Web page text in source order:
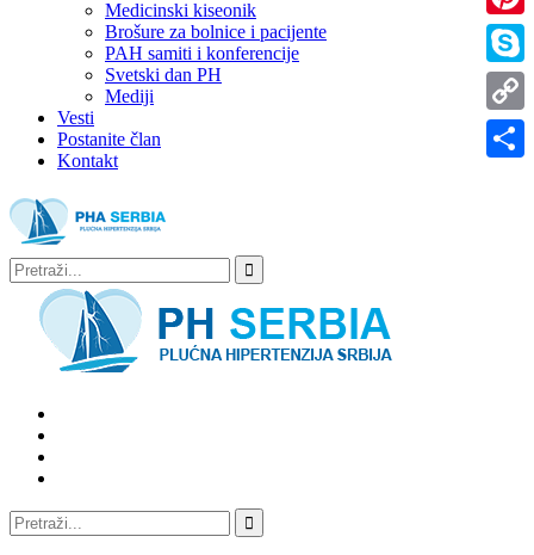
Medicinski kiseonik
Brošure za bolnice i pacijente
PAH samiti i konferencije
Svetski dan PH
Mediji
Vesti
Postanite član
Kontakt
Skype
Copy